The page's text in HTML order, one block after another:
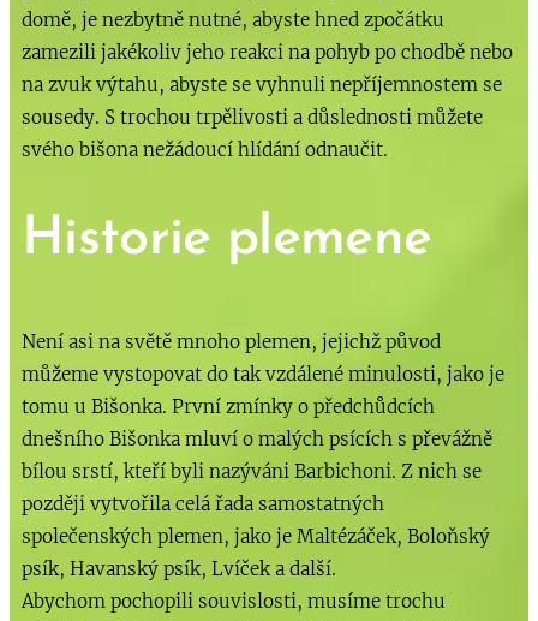
domě, je nezbytně nutné, abyste hned zpočátku
zamezili jakékoliv jeho reakci na pohyb po chodbě nebo
na zvuk výtahu, abyste se vyhnuli nepříjemnostem se
sousedy. S trochou trpělivosti a důslednosti můžete
svého bišona nežádoucí hlídání odnaučit.
Historie plemene
Není asi na světě mnoho plemen, jejichž původ
můžeme vystopovat do tak vzdálené minulosti, jako je
tomu u Bišonka. První zmínky o předchůdcích
dnešního Bišonka mluví o malých psících s převážně
bílou srstí, kteří byli nazýváni Barbichoni. Z nich se
později vytvořila celá řada samostatných
společenských plemen, jako je Maltézáček, Boloňský
psík, Havanský psík, Lvíček a další.
Abychom pochopili souvislosti, musíme trochu